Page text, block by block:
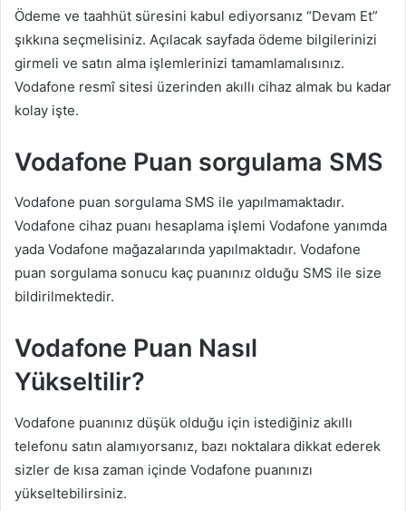
Ödeme ve taahhüt süresini kabul ediyorsanız “Devam Et”
şıkkına seçmelisiniz. Açılacak sayfada ödeme bilgilerinizi
girmeli ve satın alma işlemlerinizi tamamlamalısınız.
Vodafone resmî sitesi üzerinden akıllı cihaz almak bu kadar
kolay işte.
Vodafone Puan sorgulama SMS
Vodafone puan sorgulama SMS ile yapılmamaktadır.
Vodafone cihaz puanı hesaplama işlemi Vodafone yanımda
yada Vodafone mağazalarında yapılmaktadır. Vodafone
puan sorgulama sonucu kaç puanınız olduğu SMS ile size
bildirilmektedir.
Vodafone Puan Nasıl
Yükseltilir?
Vodafone puanınız düşük olduğu için istediğiniz akıllı
telefonu satın alamıyorsanız, bazı noktalara dikkat ederek
sizler de kısa zaman içinde Vodafone puanınızı
yükseltebilirsiniz.